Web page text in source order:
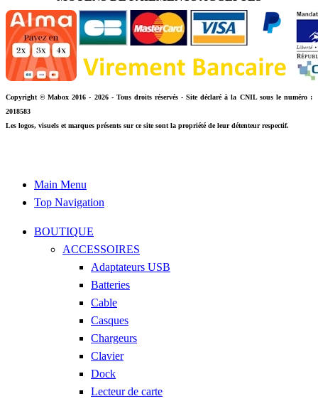
Copyright © Mabox 2016 - 2026 - Tous droits réservés - Site déclaré à la CNIL sous le numéro :
2018583
Les logos, visuels et marques présents sur ce site sont la propriété de leur détenteur respectif.
Main Menu
Top Navigation
BOUTIQUE
ACCESSOIRES
Adaptateurs USB
Batteries
Cable
Casques
Chargeurs
Clavier
Dock
Lecteur de carte